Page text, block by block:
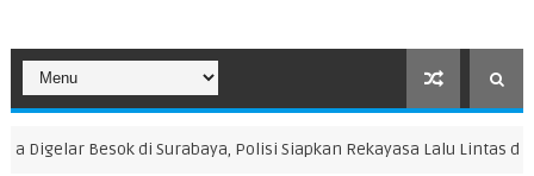
Polisi Siapkan Rekayasa Lalu Lintas di Sejumlah Jalan